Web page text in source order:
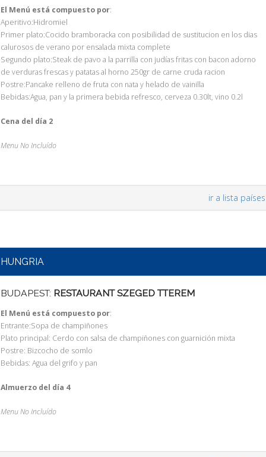
El Menú está compuesto por:
Aperitivo:Hidromiel
Primer plato:Cocido bramboracka con posibilidad de sustitucion en los dias
calurosos de verano por ensalada mixta complete
Segundo plato:Steak de pavo a la parrilla con judías fritas con bacon adorno
de verduras frescas y patatas al horno 250gr de carne cruda racion
Postre:Pancake relleno de fruta con nata y helado de vainilla
Bebidas:Agua, pan y la primera bebida refresco, cerveza 0.30lt, vino 0.2l
Cena del día 2
Menu No Incluído
ir a lista países
HUNGRIA
BUDAPEST: RESTAURANT SZEGED TTEREM
El Menú está compuesto por:
Entrante:Sopa de champiñones
Plato principal: Cerdo con salsa de champiñones con guarnición mixta
Postre: Bizcocho de somlo
Bebidas: Agua del grifo y pan
Almuerzo del día 4
Menu No Incluído